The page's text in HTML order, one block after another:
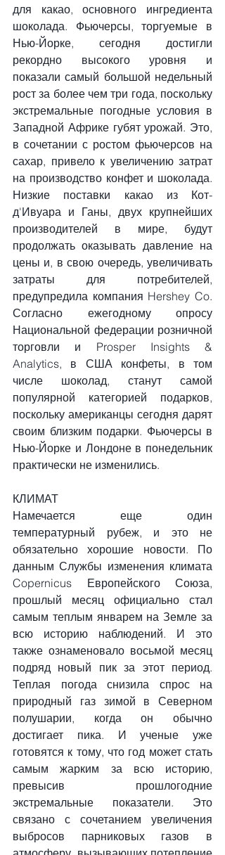
для какао, основного ингредиента
шоколада. Фьючерсы, торгуемые в
Нью-Йорке, сегодня достигли
рекордно высокого уровня и
показали самый большой недельный
рост за более чем три года, поскольку
экстремальные погодные условия в
Западной Африке губят урожай. Это,
в сочетании с ростом фьючерсов на
сахар, привело к увеличению затрат
на производство конфет и шоколада.
Низкие поставки какао из Кот-
д'Ивуара и Ганы, двух крупнейших
производителей в мире, будут
продолжать оказывать давление на
цены и, в свою очередь, увеличивать
затраты для потребителей,
предупредила компания Hershey Co.
Согласно ежегодному опросу
Национальной федерации розничной
торговли и Prosper Insights &
Analytics, в США конфеты, в том
числе шоколад, станут самой
популярной категорией подарков,
поскольку американцы сегодня дарят
своим близким подарки. Фьючерсы в
Нью-Йорке и Лондоне в понедельник
практически не изменились.
КЛИМАТ
Намечается еще один
температурный рубеж, и это не
обязательно хорошие новости. По
данным Службы изменения климата
Copernicus Европейского Союза,
прошлый месяц официально стал
самым теплым январем на Земле за
всю историю наблюдений. И это
также ознаменовало восьмой месяц
подряд новый пик за этот период.
Теплая погода снизила спрос на
природный газ зимой в Северном
полушарии, когда он обычно
достигает пика. И ученые уже
готовятся к тому, что год может стать
самым жарким за всю историю,
превысив прошлогодние
экстремальные показатели. Это
связано с сочетанием увеличения
выбросов парниковых газов в